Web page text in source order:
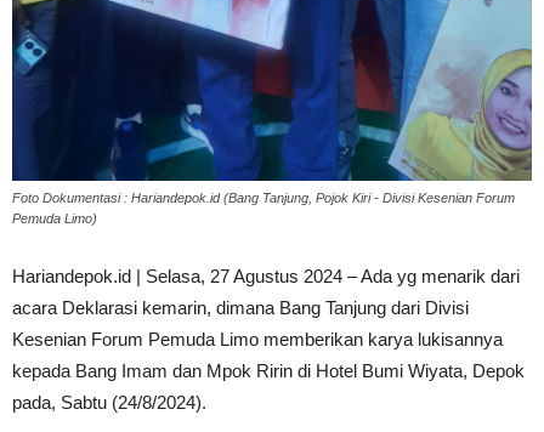
Foto Dokumentasi : Hariandepok.id (Bang Tanjung, Pojok Kiri - Divisi Kesenian Forum
Pemuda Limo)
Hariandepok.id | Selasa, 27 Agustus 2024 – Ada yg menarik dari
acara Deklarasi kemarin, dimana Bang Tanjung dari Divisi
Kesenian Forum Pemuda Limo memberikan karya lukisannya
kepada Bang Imam dan Mpok Ririn di Hotel Bumi Wiyata, Depok
pada, Sabtu (24/8/2024).